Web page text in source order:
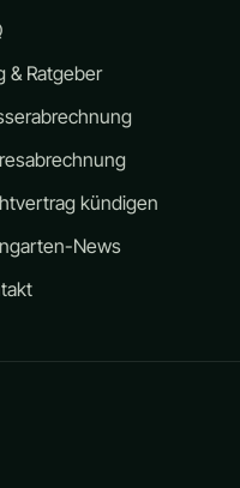
& Ratgeber
kündigen
News